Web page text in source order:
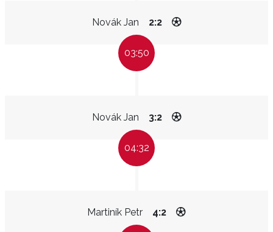
Novák Jan 2:2
03:50
Novák Jan 3:2
04:32
Martiník Petr 4:2